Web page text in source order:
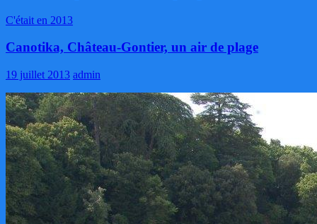
C'était en 2013
Canotika, Château-Gontier, un air de plage
19 juillet 2013 admin